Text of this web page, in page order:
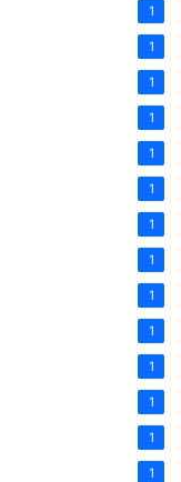
1
1
1
1
1
1
1
1
1
1
1
1
1
1